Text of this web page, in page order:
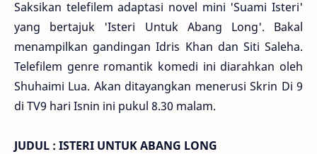
Saksikan telefilem adaptasi novel mini 'Suami Isteri'
yang bertajuk 'Isteri Untuk Abang Long'. Bakal
menampilkan gandingan Idris Khan dan Siti Saleha.
Telefilem genre romantik komedi ini diarahkan oleh
Shuhaimi Lua. Akan ditayangkan menerusi Skrin Di 9
di TV9 hari Isnin ini pukul 8.30 malam.
JUDUL : ISTERI UNTUK ABANG LONG